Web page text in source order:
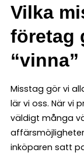
Vilka
företag
Misstag gör vi
lär vi oss. När vi
väldigt många
inköparen satt